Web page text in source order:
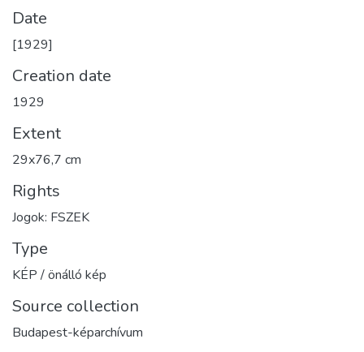
Date
[1929]
Creation date
1929
Extent
29x76,7 cm
Rights
Jogok: FSZEK
Type
KÉP / önálló kép
Source collection
Budapest-képarchívum